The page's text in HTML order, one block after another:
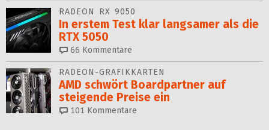
RADEON RX 9050
In erstem Test klar langsamer als die
RTX 5050
66 Kommentare
RADEON-GRAFIKKARTEN
AMD schwört Boardpartner auf
steigende Preise ein
101 Kommentare